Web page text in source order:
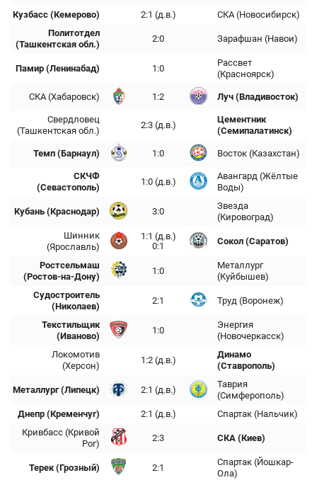
Кузбасс (Кемерово) 2:1 (д.в.)
СКА (Новосибирск)
Политотдел
(Ташкентская обл.)
2:0 Зарафшан (Навои)
Памир (Ленинабад) 1:0
Рассвет
(Красноярск)
СКА (Хабаровск) 1:2 Луч (Владивосток)
Свердловец
(Ташкентская обл.)
2:3 (д.в.)
Цементник
(Семипалатинск)
Темп (Барнаул) 1:0 Восток (Казахстан)
СКЧФ
(Севастополь)
1:0 (д.в.)
Авангард (Жёлтые
Воды)
Кубань (Краснодар) 3:0
Звезда
(Кировоград)
Шинник
(Ярославль)
1:1 (д.в.)
0:1
Сокол (Саратов)
Ростсельмаш
(Ростов-на-Дону)
1:0
Металлург
(Куйбышев)
Судостроитель
(Николаев)
2:1 Труд (Воронеж)
Текстильщик
(Иваново)
1:0
Энергия
(Новочеркасск)
Локомотив
(Херсон)
1:2 (д.в.)
Динамо
(Ставрополь)
Металлург (Липецк) 2:1 (д.в.)
Таврия
(Симферополь)
Днепр (Кременчуг)
2:1 (д.в.)
Спартак (Нальчик)
Кривбасс (Кривой
Рог)
2:3 СКА (Киев)
Терек (Грозный) 2:1
Спартак (Йошкар-
Ола)